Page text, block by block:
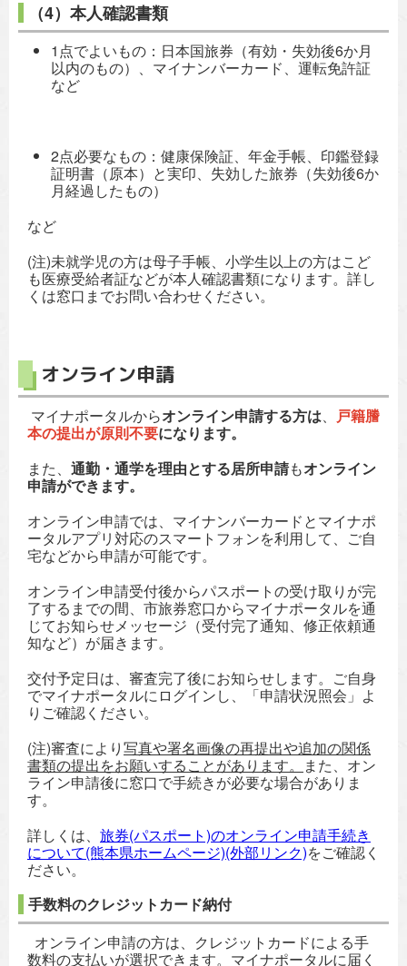
（4）本人確認書類
1点でよいもの：日本国旅券（有効・失効後6か月
以内のもの）、マイナンバーカード、運転免許証
など
2点必要なもの：健康保険証、年金手帳、印鑑登録
証明書（原本）と実印、失効した旅券（失効後6か
月経過したもの）
など
(注)未就学児の方は母子手帳、小学生以上の方はこど
も医療受給者証などが本人確認書類になります。詳し
くは窓口までお問い合わせください。
オンライン申請
マイナポータルからオンライン申請する方は、 戸籍謄
本の提出が原則不要になります。
また、 通勤・通学を理由とする居所申請もオンライン
申請ができます。
オンライン申請では、マイナンバーカードとマイナポ
ータルアプリ対応のスマートフォンを利用して、ご自
宅などから申請が可能です。
オンライン申請受付後からパスポートの受け取りが完
了するまでの間、市旅券窓口からマイナポータルを通
じてお知らせメッセージ（受付完了通知、修正依頼通
知など）が届きます。
交付予定日は、審査完了後にお知らせします。ご自身
でマイナポータルにログインし、「申請状況照会」よ
りご確認ください。
(注)審査により写真や署名画像の再提出や追加の関係
書類の提出をお願いすることがあります。
また、オン
ライン申請後に窓口で手続きが必要な場合がありま
す。
詳しくは、 旅券(パスポート)のオンライン申請手続き
について(熊本県ホームページ)(外部リンク)をご確認く
ださい。
手数料のクレジットカード納付
オンライン申請の方は、クレジットカードによる手
数料の支払いが選択できます。マイナポータルに届く